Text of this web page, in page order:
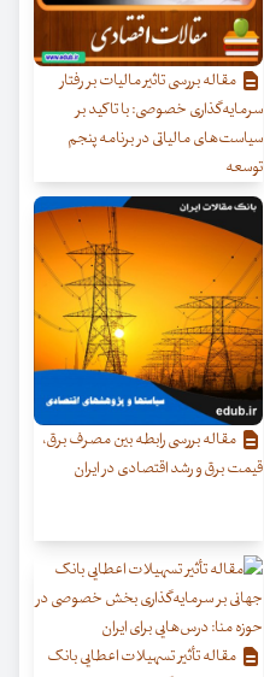
مقاله بررسی تاثیر مالیات بر رفتار
سرمایه‌گذاری خصوصی: با تاکید بر
سیاست‌های مالیاتی در برنامه پنجم
توسعه
مقاله بررسی رابطه بین مصرف برق،
قیمت برق و رشد اقتصادی در ایران
مقاله تأثیر تسهیلات اعطایی بانک